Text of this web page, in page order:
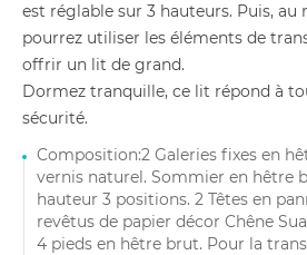
est réglable sur 3 hauteurs. Puis,
pourrez utiliser les éléments de
offrir un lit de grand.
Dormez tranquille, ce lit répond à
sécurité.
Composition:2 Galeries fixes en
vernis naturel. Sommier en hêtre
hauteur 3 positions. 2 Têtes en
revêtus de papier décor Chêne
4 pieds en hêtre brut. Pour la